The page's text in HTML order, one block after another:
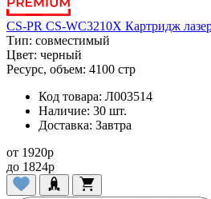
CS-PR CS-WC3210X Картридж
Тип: совместимый
Цвет: черный
Ресурс, объем: 4100 стр
Код товара: Л003514
Наличие: 30 шт.
Доставка: Завтра
от 1920p
до 1824p